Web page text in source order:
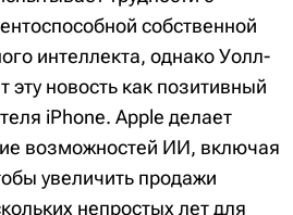
собственной
интеллекта, однако Уолл-
эту новость как позитивный
iPhone. Apple делает
возможностей ИИ, включая
увеличить продажи
непростых лет для